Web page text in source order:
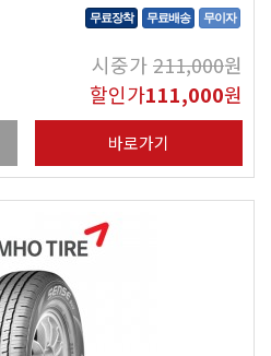
무료장착 무료배송 무이자
시중가211,000원
할인가111,000원
바로가기